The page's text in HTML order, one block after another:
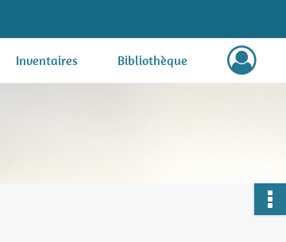
Inventaires Bibliothèque